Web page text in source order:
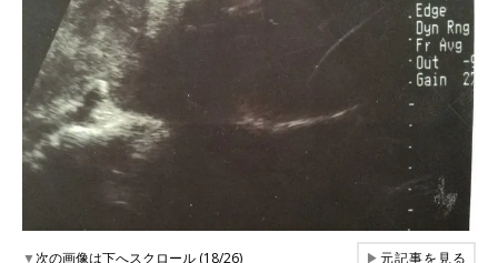
▼次の画像は下へスクロール (18/26) ▶元記事を見る